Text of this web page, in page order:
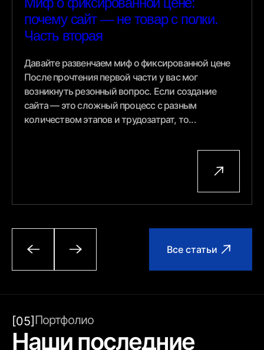
почему сайт — не товар с полки.
Часть вторая
Давайте развенчаем миф о фиксированной цене
После прочтения первой части у вас мог
возникнуть резонный вопрос. Если создание
сайта — это сложный процесс с разным
количеством этапов и трудозатрат, то...
Все статьи
[05]Портфолио
Наши последние